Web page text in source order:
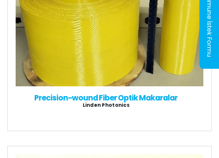
Precision-wound Fiber Optik Makaralar
Linden Photonics
Numune İstek Formu